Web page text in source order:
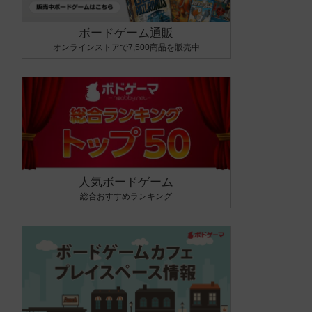
ボードゲーム通販
オンラインストアで7,500商品を販売中
人気ボードゲーム
総合おすすめランキング